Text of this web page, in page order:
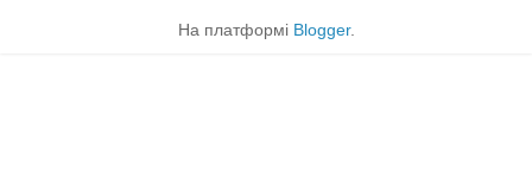
На платформі Blogger.